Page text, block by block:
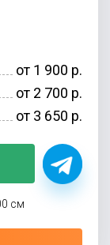
от 1 900 р.
от 2 700 р.
от 3 650 р.
см